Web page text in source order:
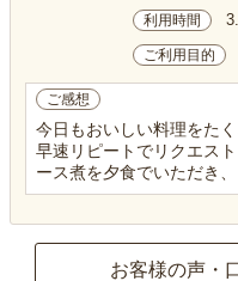
利用時間
ご利用目的
ご感想
今日もおいしい料理をた
早速リピートでリクエス
ース煮を夕食でいただき
お客様の声・